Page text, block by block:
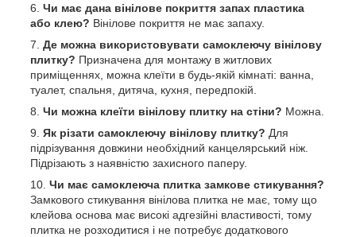
Чи має дана вінілове покриття запах пластика
або клею? Вінілове покриття не має запаху.
Де можна використовувати самоклеючу вінілову
плитку? Призначена для монтажу в житлових
приміщеннях, можна клеїти в будь-якій кімнаті: ванна,
туалет, спальня, дитяча, кухня, передпокій.
Чи можна клеїти вінілову плитку на стіни? Можна.
Як різати самоклеючу вінілову плитку? Для
підрізування довжини необхідний канцелярський ніж.
Підрізають з наявністю захисного паперу.
Чи має самоклеюча плитка замкове стикування?
Замкового стикування вінілова плитка не має, тому що
клейова основа має високі адгезійні властивості, тому
плитка не розходитися і не потребує додаткового